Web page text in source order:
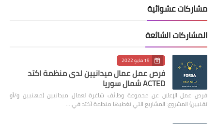
مشاركات عشوائية
المشاركات الشائعة
19 مايو 2022
فرص عمل عمال ميدانيين لدى منظمة اكتد
ACTED شمال سوريا
فرص عمل الإعلان عن مجموعة وظائف شاغرة لعمال ميدانيين (مهنيين و/أو
تقنيين) المشروع: المشاريع التي تغطيها منظمة أكتد في …